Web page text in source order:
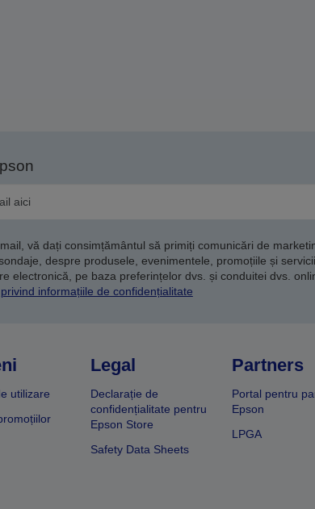
vă dați consimțământul să primiți comunicări de
despre produsele, evenimentele, promoțiile și
electronică, pe baza preferințelor dvs. și conduitei dvs.
informațiile de confidențialitate
utilizare
Legal
Declarație de
confidențialitate pentru
Epson Store
Safety Data Sheets
Partners
Portal pentru
Epson
LPGA